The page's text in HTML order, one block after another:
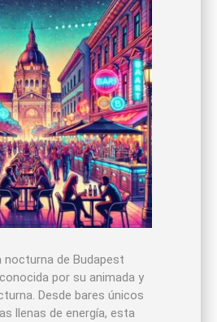
nocturna de Budapest
por su animada y
Desde bares únicos
llenas de energía, esta